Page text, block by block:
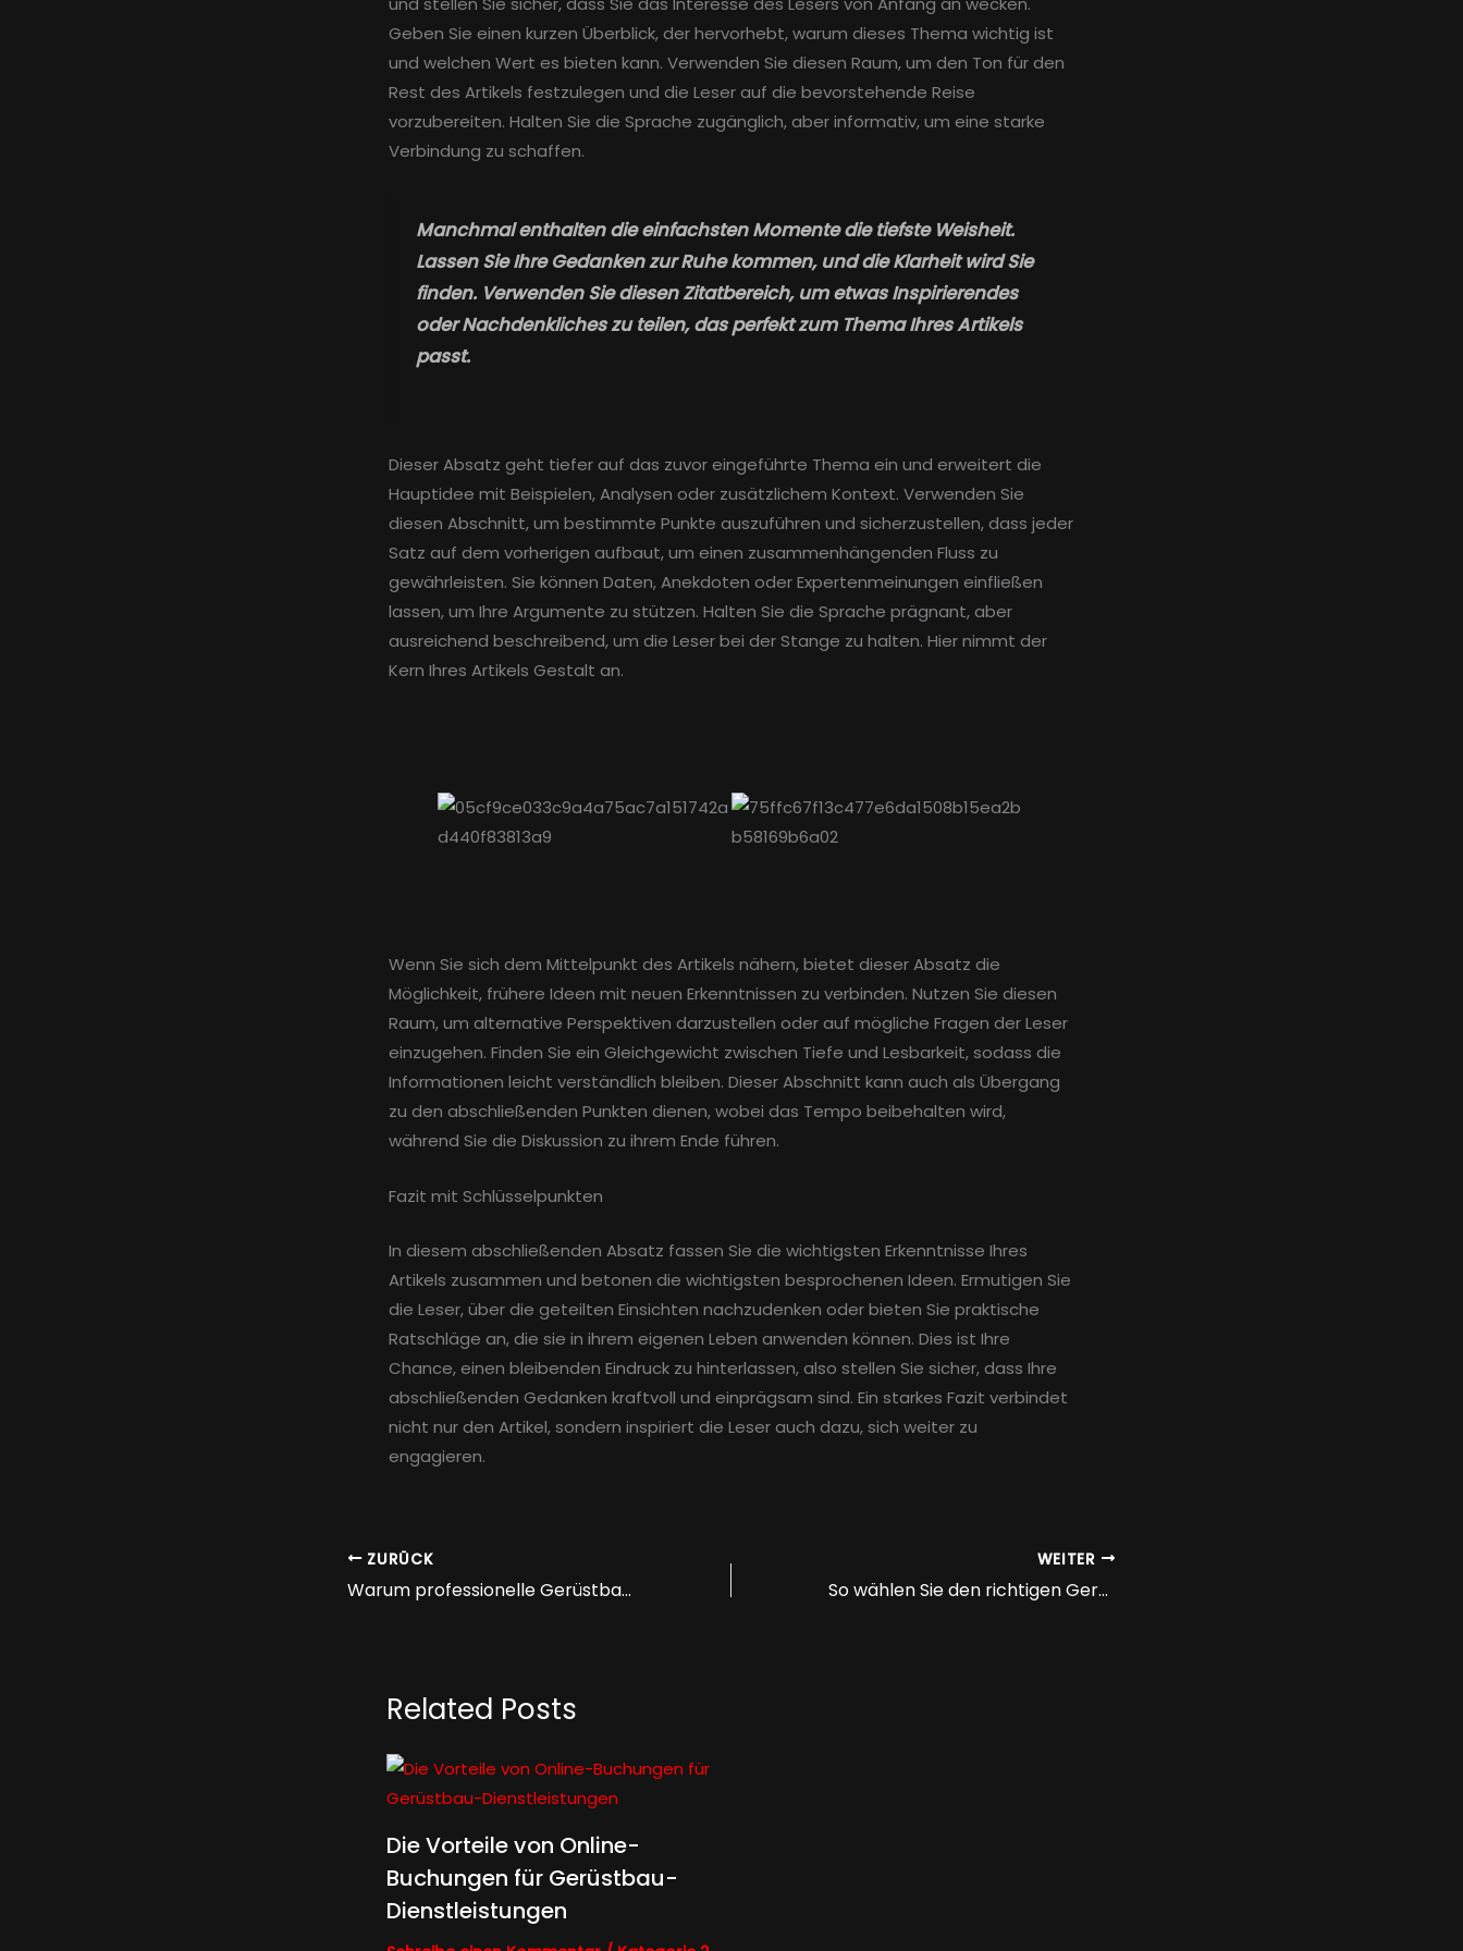
Geben Sie einen kurzen Überblick, der hervorhebt, warum dieses Thema wichtig ist
und welchen Wert es bieten kann. Verwenden Sie diesen Raum, um den Ton für den
Rest des Artikels festzulegen und die Leser auf die bevorstehende Reise
vorzubereiten. Halten Sie die Sprache zugänglich, aber informativ, um eine starke
Verbindung zu schaffen.
Manchmal enthalten die einfachsten Momente die tiefste Weisheit.
Lassen Sie Ihre Gedanken zur Ruhe kommen, und die Klarheit wird Sie
finden. Verwenden Sie diesen Zitatbereich, um etwas Inspirierendes
oder Nachdenkliches zu teilen, das perfekt zum Thema Ihres Artikels
passt.
Dieser Absatz geht tiefer auf das zuvor eingeführte Thema ein und erweitert die
Hauptidee mit Beispielen, Analysen oder zusätzlichem Kontext. Verwenden Sie
diesen Abschnitt, um bestimmte Punkte auszuführen und sicherzustellen, dass jeder
Satz auf dem vorherigen aufbaut, um einen zusammenhängenden Fluss zu
gewährleisten. Sie können Daten, Anekdoten oder Expertenmeinungen einfließen
lassen, um Ihre Argumente zu stützen. Halten Sie die Sprache prägnant, aber
ausreichend beschreibend, um die Leser bei der Stange zu halten. Hier nimmt der
Kern Ihres Artikels Gestalt an.
Wenn Sie sich dem Mittelpunkt des Artikels nähern, bietet dieser Absatz die
Möglichkeit, frühere Ideen mit neuen Erkenntnissen zu verbinden. Nutzen Sie diesen
Raum, um alternative Perspektiven darzustellen oder auf mögliche Fragen der Leser
einzugehen. Finden Sie ein Gleichgewicht zwischen Tiefe und Lesbarkeit, sodass die
Informationen leicht verständlich bleiben. Dieser Abschnitt kann auch als Übergang
zu den abschließenden Punkten dienen, wobei das Tempo beibehalten wird,
während Sie die Diskussion zu ihrem Ende führen.
Fazit mit Schlüsselpunkten
In diesem abschließenden Absatz fassen Sie die wichtigsten Erkenntnisse Ihres
Artikels zusammen und betonen die wichtigsten besprochenen Ideen. Ermutigen Sie
die Leser, über die geteilten Einsichten nachzudenken oder bieten Sie praktische
Ratschläge an, die sie in ihrem eigenen Leben anwenden können. Dies ist Ihre
Chance, einen bleibenden Eindruck zu hinterlassen, also stellen Sie sicher, dass Ihre
abschließenden Gedanken kraftvoll und einprägsam sind. Ein starkes Fazit verbindet
nicht nur den Artikel, sondern inspiriert die Leser auch dazu, sich weiter zu
engagieren.
ZURÜCK
Warum professionelle Gerüstbau-Dienstleistungen wichtig sind
WEITER
So wählen Sie den richtigen Gerüstbau-Anbieter
Related Posts
Die Vorteile von Online-
Buchungen für Gerüstbau-
Dienstleistungen